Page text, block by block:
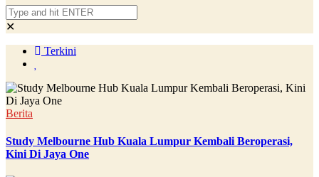
✕
Terkini
Berita
Study Melbourne Hub Kuala Lumpur Kembali Beroperasi,
Kini Di Jaya One